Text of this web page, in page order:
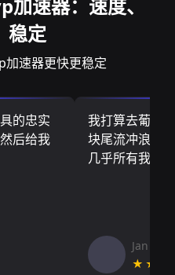
速器：速度、
稳定
加速器更快更稳定
的忠实
后给我
我打算去葡萄
块尾流冲浪板
几乎所有我需
Jan V